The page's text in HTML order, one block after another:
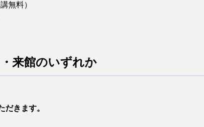
無料）
来館のいずれか
きます。